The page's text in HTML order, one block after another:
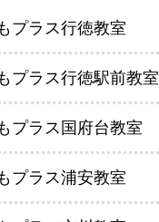
プラス行徳教室
プラス行徳駅前教室
プラス国府台教室
プラス浦安教室